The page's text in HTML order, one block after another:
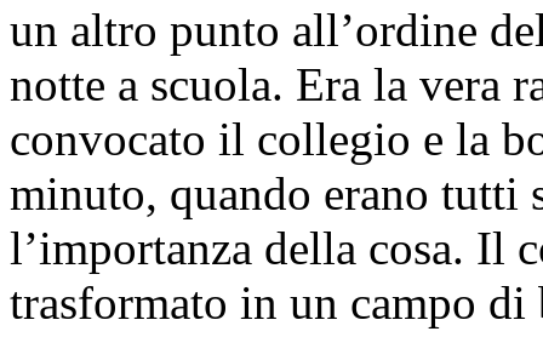
un altro punto all’ordine
notte a scuola. Era la vera
convocato il collegio e la
minuto, quando erano tutti
l’importanza della cosa. Il
trasformato in un campo di